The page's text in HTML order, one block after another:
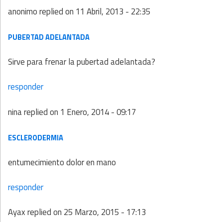
anonimoreplied on 11 Abril, 2013 - 22:35
PUBERTAD ADELANTADA
Sirve para frenar la pubertad adelantada?
responder
ninareplied on 1 Enero, 2014 - 09:17
ESCLERODERMIA
entumecimiento dolor en mano
responder
Ayaxreplied on 25 Marzo, 2015 - 17:13